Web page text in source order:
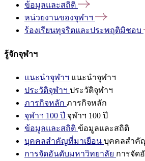
ข้อมูลและสถิติ
หน่วยงานของจุฬาฯ
ร้องเรียนทุจริตและประพฤติมิชอบ
รู้จักจุฬาฯ
แนะนำจุฬาฯ แนะนำจุฬาฯ
ประวัติจุฬาฯ ประวัติจุฬาฯ
ภารกิจหลัก ภารกิจหลัก
จุฬาฯ 100 ปี จุฬาฯ 100 ปี
ข้อมูลและสถิติ ข้อมูลและสถิติ
บุคคลสำคัญที่มาเยือน บุคคลสำคั
การจัดอันดับมหาวิทยาลัย การจัด